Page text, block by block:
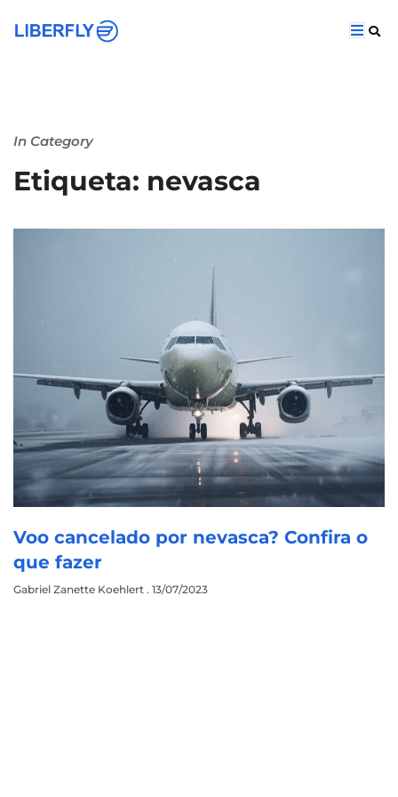
In Category
Etiqueta: nevasca
Voo cancelado por nevasca? Confira o
que fazer
Gabriel Zanette Koehlert 13/07/2023